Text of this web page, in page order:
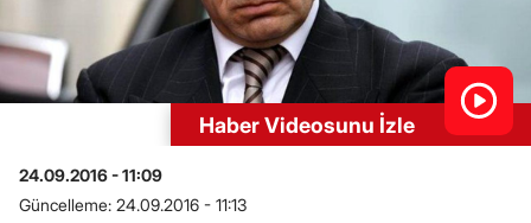
Haber Videosunu İzle
24.09.2016 - 11:09
Güncelleme: 24.09.2016 - 11:13